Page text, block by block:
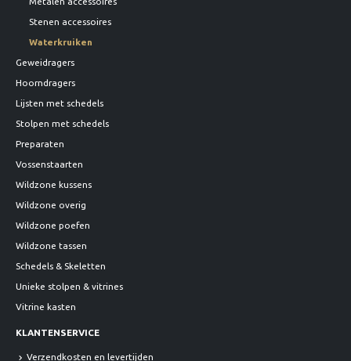
Stenen accessoires
Waterkruiken
Geweidragers
Hoorndragers
Lijsten met schedels
Stolpen met schedels
Preparaten
Vossenstaarten
Wildzone kussens
Wildzone overig
Wildzone poefen
Wildzone tassen
Schedels & Skeletten
Unieke stolpen & vitrines
Vitrine kasten
KLANTENSERVICE
Verzendkosten en levertijden